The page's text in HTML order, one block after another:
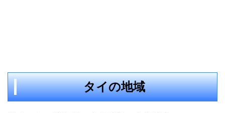
タイの地域